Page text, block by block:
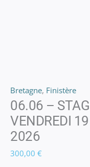
Bretagne, Finistère
06.06 –
VENDREDI
2026
300,00 €